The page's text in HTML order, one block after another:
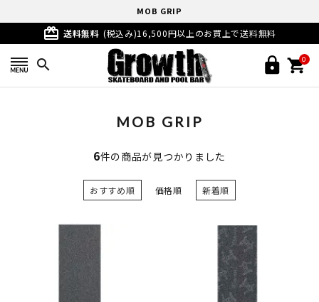
MOB GRIP
card_giftcard 送料無料 (税込み)16,500円以上のお買上で送料無料
search 0
MOB GRIP
6件の商品が見つかりました
おすすめ順 価格順 新着順